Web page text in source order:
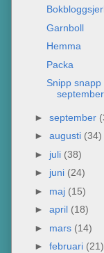
Garnboll
Hemma
Packa
Snipp
► september
► augusti (34)
► juli (38)
► juni (24)
► maj (15)
► april (18)
► mars (14)
► februari (21)